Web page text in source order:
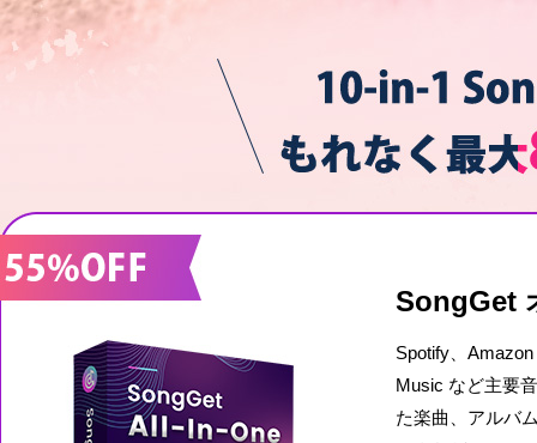
SongGet
Spotify、
Music など主要
た楽曲、アルバ